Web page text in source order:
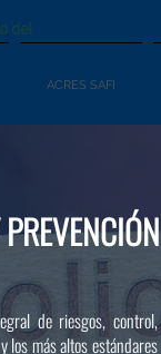
ACRES SAFI
del
de riesgos, control,
los más altos estándares